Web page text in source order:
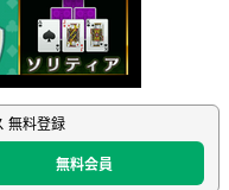
無料登録
無料会員